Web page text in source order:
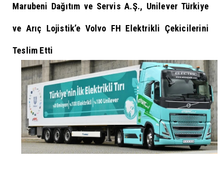
Marubeni Dağıtım ve Servis A.Ş., Unilever Türkiye
ve Arıç Lojistik’e Volvo FH Elektrikli Çekicilerini
Teslim Etti